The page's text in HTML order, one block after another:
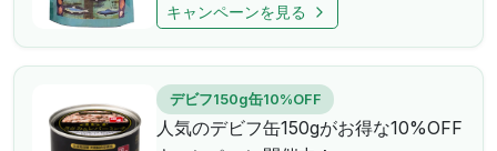
キャンペーンを見る
デビフ150g缶10%OFF
人気のデビフ缶150gがお得な10%OFF